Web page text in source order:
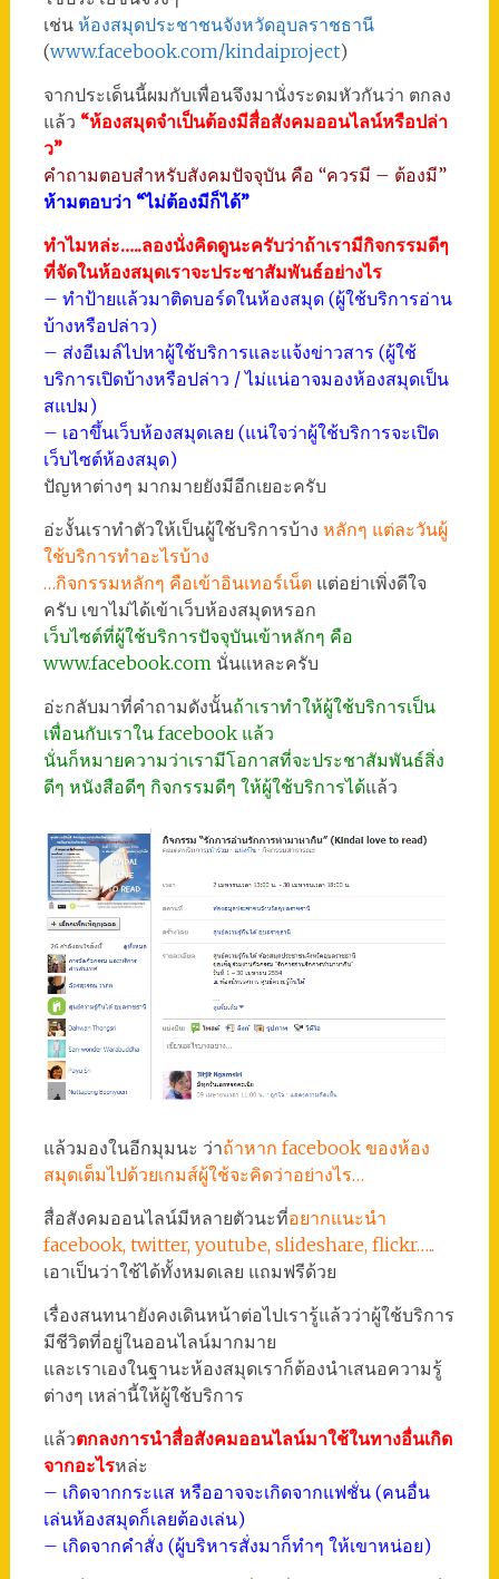
เช่น ห้องสมุดประชาชนจังหวัดอุบลราชธานี
(www.facebook.com/kindaiproject)
จากประเด็นนี้ผมกับเพื่อนจึงมานั่งระดมหัวกันว่า ตกลง
แล้ว “ห้องสมุดจำเป็นต้องมีสื่อสังคมออนไลน์หรือปล่า
ว”
คำถามตอบสำหรับสังคมปัจจุบัน คือ “ควรมี – ต้องมี”
ห้ามตอบว่า “ไม่ต้องมีก็ได้”
ทำไมหล่ะ…..ลองนั่งคิดดูนะครับว่าถ้าเรามีกิจกรรมดีๆ
ที่จัดในห้องสมุดเราจะประชาสัมพันธ์อย่างไร
– ทำป้ายแล้วมาติดบอร์ดในห้องสมุด (ผู้ใช้บริการอ่าน
บ้างหรือปล่าว)
– ส่งอีเมล์ไปหาผู้ใช้บริการและแจ้งข่าวสาร (ผู้ใช้
บริการเปิดบ้างหรือปล่าว / ไม่แน่อาจมองห้องสมุดเป็น
สแปม)
– เอาขึ้นเว็บห้องสมุดเลย (แน่ใจว่าผู้ใช้บริการจะเปิด
เว็บไซต์ห้องสมุด)
ปัญหาต่างๆ มากมายยังมีอีกเยอะครับ
อ่ะงั้นเราทำตัวให้เป็นผู้ใช้บริการบ้าง หลักๆ แต่ละวันผู้
ใช้บริการทำอะไรบ้าง
…กิจกรรมหลักๆ คือเข้าอินเทอร์เน็ตแต่อย่าเพิ่งดีใจ
ครับ เขาไม่ได้เข้าเว็บห้องสมุดหรอก
เว็บไซต์ที่ผู้ใช้บริการปัจจุบันเข้าหลักๆ คือ
www.facebook.com นั่นแหละครับ
อ่ะกลับมาที่คำถามดังนั้นถ้าเราทำให้ผู้ใช้บริการเป็น
เพื่อนกับเราใน facebook แล้ว
นั่นก็หมายความว่าเรามีโอกาสที่จะประชาสัมพันธ์สิ่ง
ดีๆ หนังสือดีๆ กิจกรรมดีๆ ให้ผู้ใช้บริการได้แล้ว
แล้วมองในอีกมุมนะ ว่าถ้าหาก facebook ของห้อง
สมุดเต็มไปด้วยเกมส์ผู้ใช้จะคิดว่าอย่างไร…
สื่อสังคมออนไลน์มีหลายตัวนะที่อยากแนะนำ
facebook, twitter, youtube, slideshare, flickr…..
เอาเป็นว่าใช้ได้ทั้งหมดเลย แถมฟรีด้วย
เรื่องสนทนายังคงเดินหน้าต่อไปเรารู้แล้วว่าผู้ใช้บริการ
มีชีวิตที่อยู่ในออนไลน์มากมาย
และเราเองในฐานะห้องสมุดเราก็ต้องนำเสนอความรู้
ต่างๆ เหล่านี้ให้ผู้ใช้บริการ
แล้วตกลงการนำสื่อสังคมออนไลน์มาใช้ในทางอื่นเกิด
จากอะไรหล่ะ
– เกิดจากกระแส หรืออาจจะเกิดจากแฟชั่น (คนอื่น
เล่นห้องสมุดก็เลยต้องเล่น)
– เกิดจากคำสั่ง (ผู้บริหารสั่งมาก็ทำๆ ให้เขาหน่อย)